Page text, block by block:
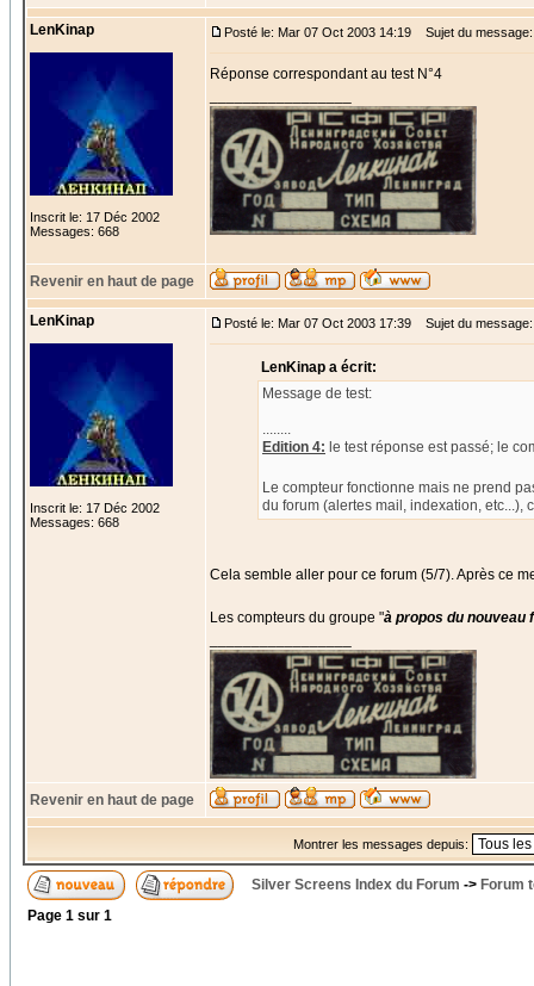
LenKinap
Inscrit le: 17 Déc 2002
Messages: 668
Posté le: Mar 07 Oct 2003 14:19 Sujet du message:
Réponse correspondant au test N°4
Revenir en haut de page
LenKinap
Inscrit le: 17 Déc 2002
Messages: 668
Posté le: Mar 07 Oct 2003 17:39 Sujet du
LenKinap a écrit:
Message de test:
........
Edition 4: le test réponse est passé; le
Le compteur fonctionne mais ne prend
du forum (alertes mail, indexation, etc...),
Cela semble aller pour ce forum (5/7). Après ce
Les compteurs du groupe "à propos du nouveau
Revenir en haut de page
Montrer les messages depuis:
Silver Screens Index du Forum -> Forum
Page 1 sur 1